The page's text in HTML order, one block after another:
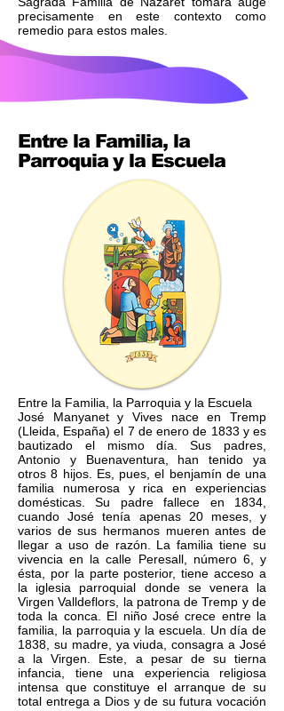
precisamente en este contexto como
remedio para estos males.
Entre la Familia, la
Parroquia y la Escuela
Entre la Familia, la Parroquia y la Escuela
José Manyanet y Vives nace en Tremp
(Lleida, España) el 7 de enero de 1833 y es
bautizado el mismo día. Sus padres,
Antonio y Buenaventura, han tenido ya
otros 8 hijos. Es, pues, el benjamín de una
familia numerosa y rica en experiencias
domésticas. Su padre fallece en 1834,
cuando José tenía apenas 20 meses, y
varios de sus hermanos mueren antes de
llegar a uso de razón. La familia tiene su
vivencia en la calle Peresall, número 6, y
ésta, por la parte posterior, tiene acceso a
la iglesia parroquial donde se venera la
Virgen Valldeflors, la patrona de Tremp y de
toda la conca. El niño José crece entre la
familia, la parroquia y la escuela. Un día de
1838, su madre, ya viuda, consagra a José
a la Virgen. Este, a pesar de su tierna
infancia, tiene una experiencia religiosa
intensa que constituye el arranque de su
total entrega a Dios y de su futura vocación